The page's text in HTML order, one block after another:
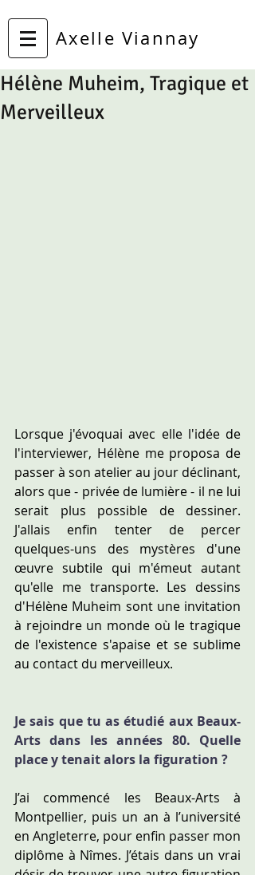
Axelle Viannay
Hélène Muheim, Tragique et
Merveilleux
Lorsque j'évoquai avec elle l'idée de
l'interviewer, Hélène me proposa de
passer à son atelier au jour déclinant,
alors que - privée de lumière - il ne lui
serait plus possible de dessiner.
J'allais enfin tenter de percer
quelques-uns des mystères d'une
œuvre subtile qui m'émeut autant
qu'elle me transporte. Les dessins
d'Hélène Muheim sont une invitation
à rejoindre un monde où le tragique
de l'existence s'apaise et se sublime
au contact du merveilleux.
Je sais que tu as étudié aux Beaux-
Arts dans les années 80. Quelle
place y tenait alors la figuration ?
J’ai commencé les Beaux-Arts à
Montpellier, puis un an à l’université
en Angleterre, pour enfin passer mon
diplôme à Nîmes. J’étais dans un vrai